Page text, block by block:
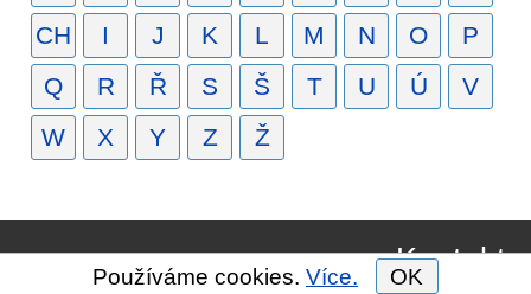
CH
I J K L M N O
P
Q
R Ř S Š T U Ú
V
W
X Y Z Ž
Kontakt
Používáme cookies. Více. OK